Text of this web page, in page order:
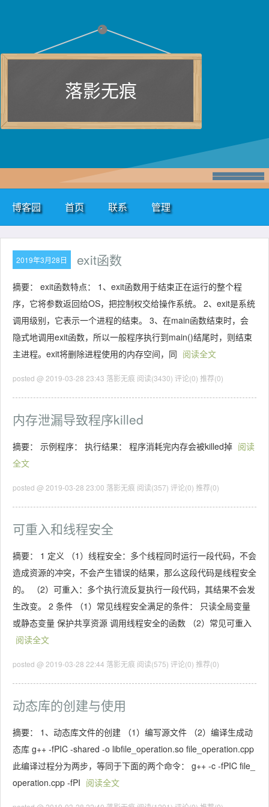
落影无痕
博客园 首页 联系 管理
2019年3月28日 exit函数
摘要： exit函数特点： 1、exit函数用于结束正在运行的整个程
序，它将参数返回给OS，把控制权交给操作系统。 2、exit是系统
调用级别，它表示一个进程的结束。 3、在main函数结束时，会
隐式地调用exit函数，所以一般程序执行到main()结尾时，则结束
主进程。exit将删除进程使用的内存空间，同 阅读全文
posted @ 2019-03-28 23:43 落影无痕 阅读(3430) 评论(0) 推荐(0)
内存泄漏导致程序killed
摘要： 示例程序： 执行结果： 程序消耗完内存会被killed掉 阅读
全文
posted @ 2019-03-28 23:00 落影无痕 阅读(357) 评论(0) 推荐(0)
可重入和线程安全
摘要： 1 定义 （1）线程安全：多个线程同时运行一段代码，不会
造成资源的冲突，不会产生错误的结果，那么这段代码是线程安全
的。 （2）可重入：多个执行流反复执行一段代码，其结果不会发
生改变。 2 条件 （1）常见线程安全满足的条件： 只读全局变量
或静态变量 保护共享资源 调用线程安全的函数 （2）常见可重入
阅读全文
posted @ 2019-03-28 22:44 落影无痕 阅读(575) 评论(0) 推荐(0)
动态库的创建与使用
摘要： 1、动态库文件的创建 （1）编写源文件 （2）编译生成动
态库 g++ -fPIC -shared -o libfile_operation.so file_operation.cpp
此编译过程分为两步，等同于下面的两个命令： g++ -c -fPIC file_
operation.cpp -fPI 阅读全文